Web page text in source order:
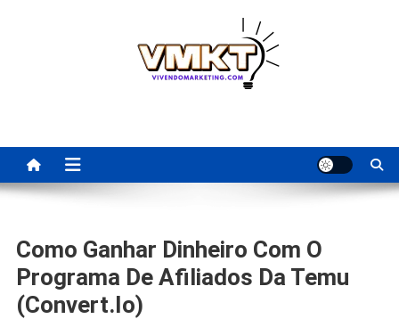
Para Revenda | Vivendo
Marketing
Como Ganhar Dinheiro Com O
Programa De Afiliados Da Temu
(convert.io)